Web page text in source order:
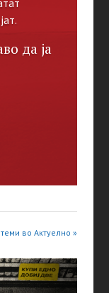
да ја
во Актуелно »